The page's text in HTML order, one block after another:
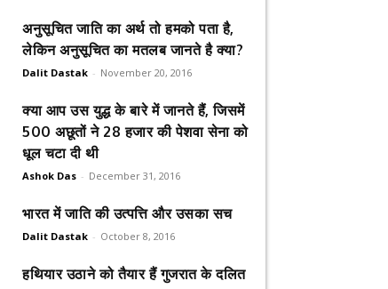
अनुसूचित जाति का अर्थ तो हमको पता है,
लेकिन अनुसूचित का मतलब जानते है क्या?
Dalit Dastak - November 20, 2016
क्या आप उस युद्ध के बारे में जानते हैं, जिसमें
500 अछूतों ने 28 हजार की पेशवा सेना को
धूल चटा दी थी
Ashok Das - December 31, 2016
भारत में जाति की उत्पत्ति और उसका सच
Dalit Dastak - October 8, 2016
हथियार उठाने को तैयार हैं गुजरात के दलित